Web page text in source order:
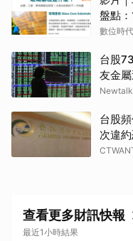
盤點
數位時代
台股
友金
Newtalk
台股
次違
查看更多財訊快報
最近1小時結果